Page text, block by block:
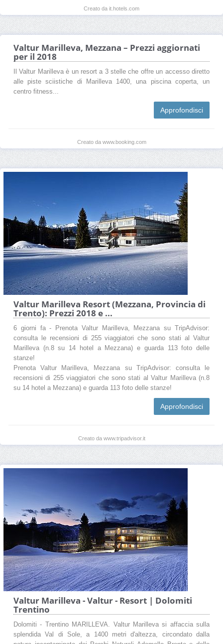
Creato da it.hotels.com
Valtur Marilleva, Mezzana – Prezzi aggiornati
per il 2018
Il Valtur Marilleva è un resort a 3 stelle che offre un accesso diretto
alle piste sciistiche di Marilleva 1400, una piscina coperta, un
centro fitness...
Approfondisci
Creato da www.booking.com
Valtur Marilleva Resort (Mezzana, Provincia di
Trento): Prezzi 2018 e ...
6 giorni fa - Prenota Valtur Marilleva, Mezzana su TripAdvisor:
consulta le recensioni di 255 viaggiatori che sono stati al Valtur
Marilleva (n.8 su 14 hotel a Mezzana) e guarda 113 foto delle
stanze!
Prenota Valtur Marilleva, Mezzana su TripAdvisor: consulta le
recensioni di 255 viaggiatori che sono stati al Valtur Marilleva (n.8
su 14 hotel a Mezzana) e guarda 113 foto delle stanze!
Approfondisci
Creato da www.tripadvisor.it
Valtur Marilleva - Valtur - Resort | Dolomiti
Trentino
Dolomiti - Trentino MARILLEVA. Valtur Marilleva si affaccia sulla
splendida Val di Sole, a 1400 metri d'altezza, circondato dalla